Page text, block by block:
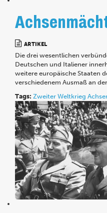
ARTIKEL
Die drei wesentlichen
Deutschen und Italiener
weitere europäische Staaten
verschiedenem Ausmaß an
Tags: Zweiter Weltkrieg